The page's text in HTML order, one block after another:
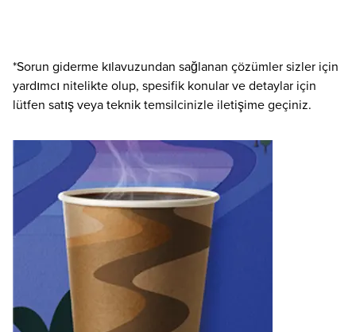
*Sorun giderme kılavuzundan sağlanan çözümler sizler için
yardımcı nitelikte olup, spesifik konular ve detaylar için
lütfen satış veya teknik temsilcinizle iletişime geçiniz.